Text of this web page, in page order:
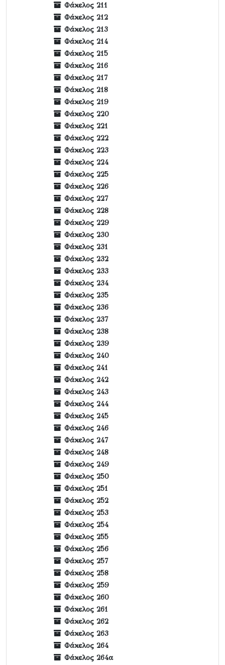
Φάκελος 211
Φάκελος 212
Φάκελος 213
Φάκελος 214
Φάκελος 215
Φάκελος 216
Φάκελος 217
Φάκελος 218
Φάκελος 219
Φάκελος 220
Φάκελος 221
Φάκελος 222
Φάκελος 223
Φάκελος 224
Φάκελος 225
Φάκελος 226
Φάκελος 227
Φάκελος 228
Φάκελος 229
Φάκελος 230
Φάκελος 231
Φάκελος 232
Φάκελος 233
Φάκελος 234
Φάκελος 235
Φάκελος 236
Φάκελος 237
Φάκελος 238
Φάκελος 239
Φάκελος 240
Φάκελος 241
Φάκελος 242
Φάκελος 243
Φάκελος 244
Φάκελος 245
Φάκελος 246
Φάκελος 247
Φάκελος 248
Φάκελος 249
Φάκελος 250
Φάκελος 251
Φάκελος 252
Φάκελος 253
Φάκελος 254
Φάκελος 255
Φάκελος 256
Φάκελος 257
Φάκελος 258
Φάκελος 259
Φάκελος 260
Φάκελος 261
Φάκελος 262
Φάκελος 263
Φάκελος 264
Φάκελος 264α